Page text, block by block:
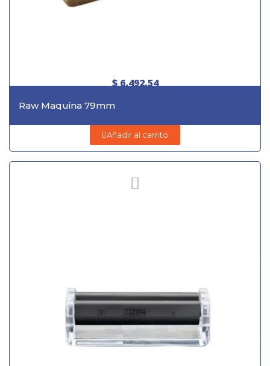
$ 6.492,54
Raw Maquina 79mm
Añadir al carrito